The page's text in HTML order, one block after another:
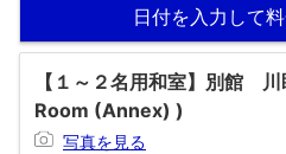
日付を入力して
【１～２名用和室】別館
Room (Annex) )
写真を見る